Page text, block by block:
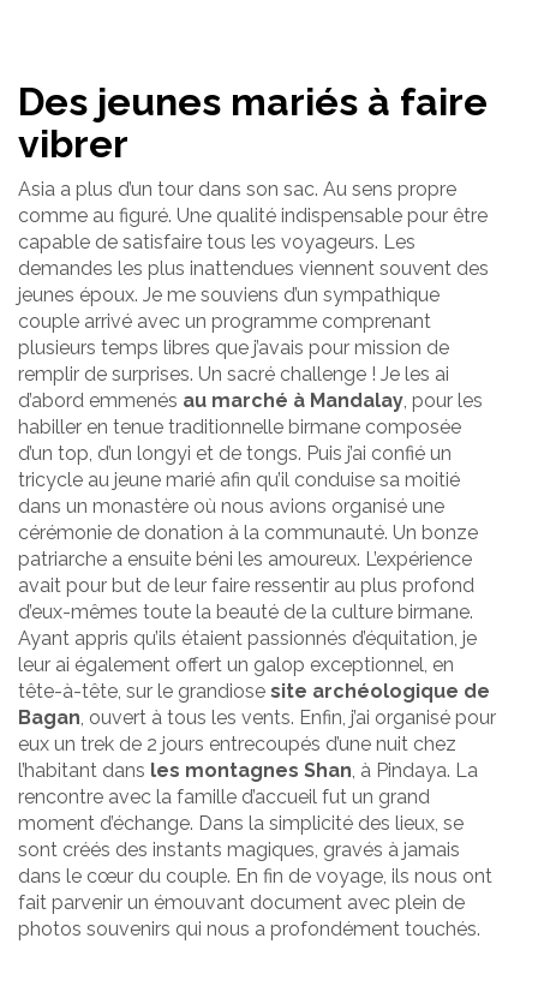
Des jeunes mariés à faire
vibrer
Asia a plus d’un tour dans son sac. Au sens propre
comme au figuré. Une qualité indispensable pour être
capable de satisfaire tous les voyageurs. Les
demandes les plus inattendues viennent souvent des
jeunes époux. Je me souviens d’un sympathique
couple arrivé avec un programme comprenant
plusieurs temps libres que j’avais pour mission de
remplir de surprises. Un sacré challenge ! Je les ai
d’abord emmenés au marché à Mandalay, pour les
habiller en tenue traditionnelle birmane composée
d’un top, d’un longyi et de tongs. Puis j’ai confié un
tricycle au jeune marié afin qu’il conduise sa moitié
dans un monastère où nous avions organisé une
cérémonie de donation à la communauté. Un bonze
patriarche a ensuite béni les amoureux. L’expérience
avait pour but de leur faire ressentir au plus profond
d’eux-mêmes toute la beauté de la culture birmane.
Ayant appris qu’ils étaient passionnés d’équitation, je
leur ai également offert un galop exceptionnel, en
tête-à-tête, sur le grandiose site archéologique de
Bagan, ouvert à tous les vents. Enfin, j’ai organisé pour
eux un trek de 2 jours entrecoupés d’une nuit chez
l’habitant dans les montagnes Shan, à Pindaya. La
rencontre avec la famille d’accueil fut un grand
moment d’échange. Dans la simplicité des lieux, se
sont créés des instants magiques, gravés à jamais
dans le cœur du couple. En fin de voyage, ils nous ont
fait parvenir un émouvant document avec plein de
photos souvenirs qui nous a profondément touchés.